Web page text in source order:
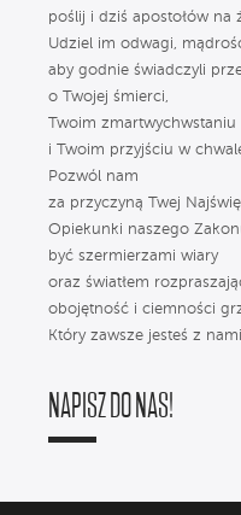
poślij i dziś apostołów na
Udziel im odwagi,
aby godnie świadczyli
o Twojej śmierci,
Twoim zmartwychwstaniu
i Twoim przyjściu w
Pozwól nam
za przyczyną Twej
Opiekunki naszego
być szermierzami wiary
oraz światłem
obojętność i ciemności
Który zawsze jesteś z
NAPISZ DO NAS!